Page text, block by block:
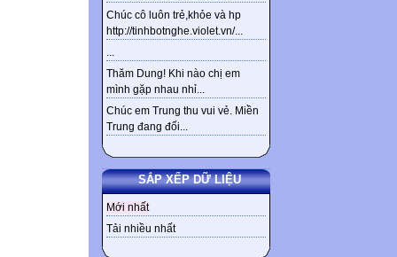
Chúc cô luôn trẻ,khỏe và hp
http://tinhbotnghe.violet.vn/...
...
Thăm Dung! Khi nào chị em
mình gặp nhau nhỉ...
Chúc em Trung thu vui vẻ. Miền
Trung đang đối...
SẮP XẾP DỮ LIỆU
Mới nhất
Tải nhiều nhất